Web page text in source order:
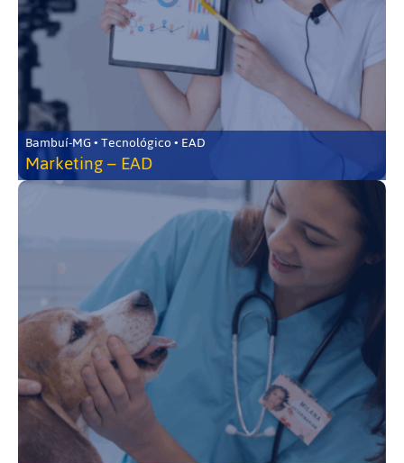
Bambuí-MG • Tecnológico • EAD
Marketing – EAD